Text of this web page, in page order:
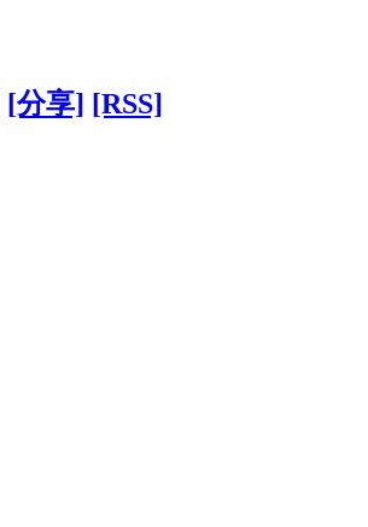
[分享] [RSS]